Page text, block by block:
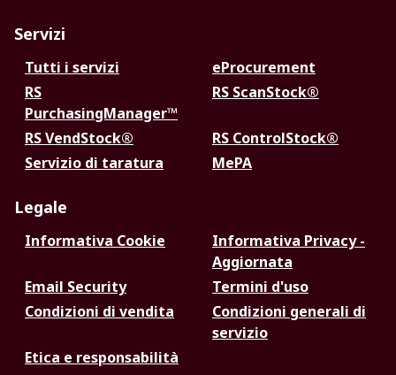
Servizi
Tutti i servizi
eProcurement
RS
PurchasingManager™
RS ScanStock®
RS VendStock®
RS ControlStock®
Servizio di taratura
MePA
Legale
Informativa Cookie
Informativa Privacy -
Aggiornata
Email Security
Termini d'uso
Condizioni di vendita
Condizioni generali di
servizio
Etica e responsabilità